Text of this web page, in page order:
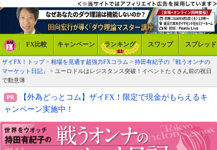
FX比較 キャンペーン ランキング スワップ スプレッド
ザイFX！トップ> 相場を見通す超強力FXコラム > 持田有紀子の「戦うオンナの
マーケット日記」
> ユーロドルはレジスタンス突破！イベントたくさん前の祝日
で動意薄
【外為どっとコム】ザイFX！限定で現金がもらえるキ
ャンペーン実施中！